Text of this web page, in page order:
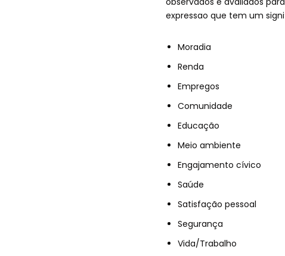
expressao que tem um
Moradia
Renda
Empregos
Comunidade
Educação
Meio ambiente
Engajamento cívico
Saúde
Satisfação pessoal
Segurança
Vida/Trabalho